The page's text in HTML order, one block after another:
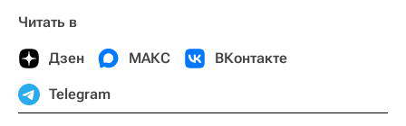
Читать в
Дзен МАКС ВКонтакте
Telegram